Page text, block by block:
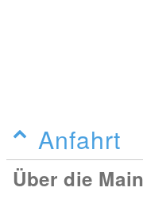
Anfahrt
Über die